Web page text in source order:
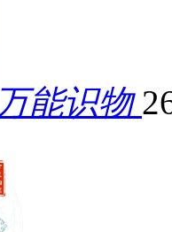
万能识物